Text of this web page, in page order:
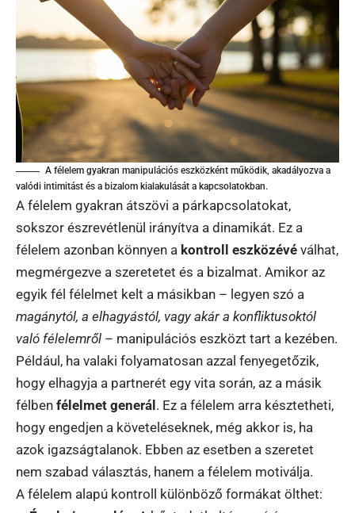
A félelem gyakran manipulációs eszközként működik, akadályozva a
valódi intimitást és a bizalom kialakulását a kapcsolatokban.
A félelem gyakran átszövi a párkapcsolatokat,
sokszor észrevétlenül irányítva a dinamikát. Ez a
félelem azonban könnyen a kontroll eszközévé válhat,
megmérgezve a szeretetet és a bizalmat. Amikor az
egyik fél félelmet kelt a másikban – legyen szó a
magánytól, a elhagyástól, vagy akár a konfliktusoktól
való félelemről – manipulációs eszközt tart a kezében.
Például, ha valaki folyamatosan azzal fenyegetőzik,
hogy elhagyja a partnerét egy vita során, az a másik
félben félelmet generál . Ez a félelem arra késztetheti,
hogy engedjen a követeléseknek, még akkor is, ha
azok igazságtalanok. Ebben az esetben a szeretet
nem szabad választás, hanem a félelem motiválja.
A félelem alapú kontroll különböző formákat ölthet: